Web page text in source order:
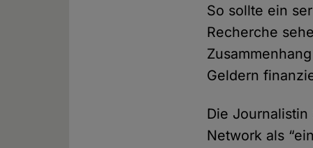
So sollte ein
Recherche
Geldern
Die
Network als